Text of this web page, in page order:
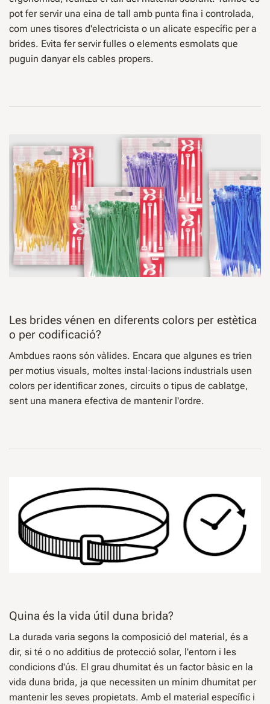
pot fer servir una eina de tall amb punta fina i controlada,
com unes tisores d'electricista o un alicate específic per a
brides. Evita fer servir fulles o elements esmolats que
puguin danyar els cables propers.
Les brides vénen en diferents colors per estètica
o per codificació?
Ambdues raons són vàlides. Encara que algunes es trien
per motius visuals, moltes instal·lacions industrials usen
colors per identificar zones, circuits o tipus de cablatge,
sent una manera efectiva de mantenir l'ordre.
Quina és la vida útil duna brida?
La durada varia segons la composició del material, és a
dir, si té o no additius de protecció solar, l'entorn i les
condicions d'ús. El grau dhumitat és un factor bàsic en la
vida duna brida, ja que necessiten un mínim dhumitat per
mantenir les seves propietats. Amb el material específic i